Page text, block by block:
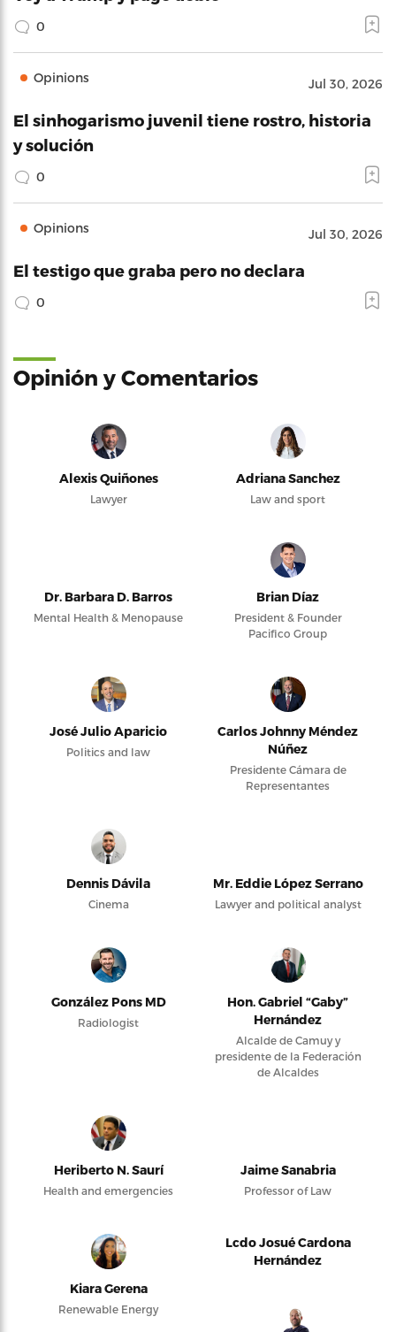
0
Opinions Jul 30, 2026
El sinhogarismo juvenil tiene rostro, historia
y solución
0
Opinions Jul 30, 2026
El testigo que graba pero no declara
0
Opinión y Comentarios
Alexis Quiñones
Lawyer
Adriana Sanchez
Law and sport
Dr. Barbara D. Barros
Mental Health & Menopause
Brian Díaz
President & Founder
Pacifico Group
José Julio Aparicio
Politics and law
Carlos Johnny Méndez
Núñez
Presidente Cámara de
Representantes
Dennis Dávila
Cinema
Mr. Eddie López Serrano
Lawyer and political analyst
González Pons MD
Radiologist
Hon. Gabriel “Gaby”
Hernández
Alcalde de Camuy y
presidente de la Federación
de Alcaldes
Heriberto N. Saurí
Health and emergencies
Jaime Sanabria
Professor of Law
Kiara Gerena
Renewable Energy
Lcdo Josué Cardona
Hernández